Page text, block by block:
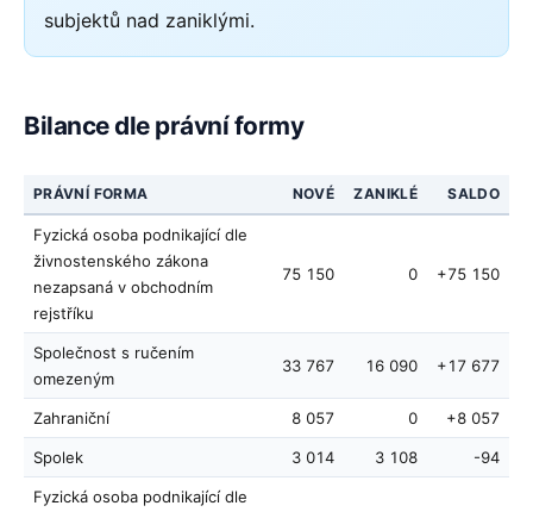
subjektů nad zaniklými.
Bilance dle právní formy
PRÁVNÍ FORMA NOVÉ ZANIKLÉ SALDO
Fyzická osoba podnikající dle
živnostenského zákona
nezapsaná v obchodním
rejstříku
75 150 0 +75 150
Společnost s ručením
omezeným
33 767 16 090 +17 677
Zahraniční 8 057 0 +8 057
Spolek 3 014 3 108 -94
Fyzická osoba podnikající dle